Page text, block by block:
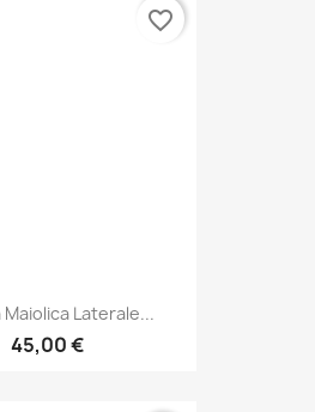
Maiolica Laterale...
45,00 €
favorite_border